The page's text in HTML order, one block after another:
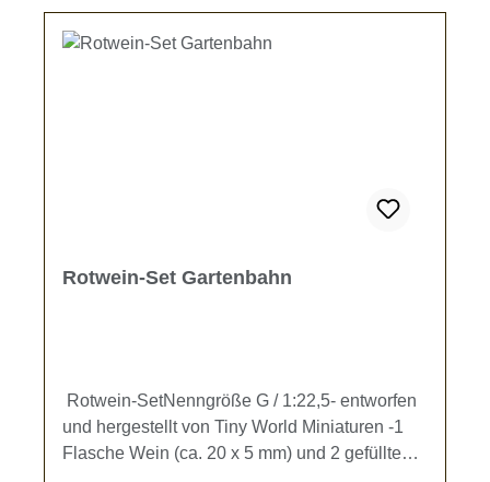
Rotwein-Set Gartenbahn
Rotwein-SetNenngröße G / 1:22,5- entworfen
und hergestellt von Tiny World Miniaturen -1
Flasche Wein (ca. 20 x 5 mm) und 2 gefüllte